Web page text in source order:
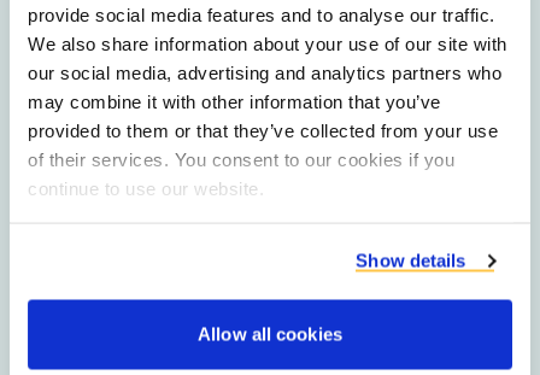
provide social media features and to analyse our traffic.
We also share information about your use of our site with
our social media, advertising and analytics partners who
may combine it with other information that you’ve
provided to them or that they’ve collected from your use
of their services. You consent to our cookies if you
continue to use our website.
Show details
Allow all cookies
des biocarburants ? Obtenez des conseils
d’experts pour suivre et améliorer vos
performances en matière de durabilité.
Nom